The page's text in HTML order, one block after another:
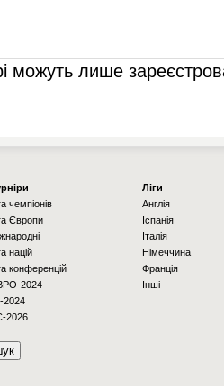
можуть лише
чемпіонів
Європи
націй
конференцій
2024
2024
2026
Ліги
Англія
Іспанія
Італія
Німеччина
Франція
Інші